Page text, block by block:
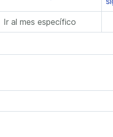
Ir al mes específico